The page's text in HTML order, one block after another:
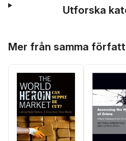
Utforska
Mer från samma